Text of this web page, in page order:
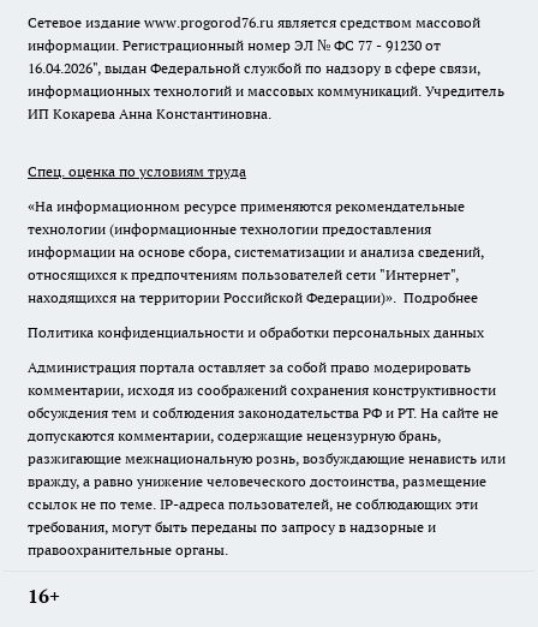
Сетевое издание www.progorod76.ru является средством массовой
информации. Регистрационный номер ЭЛ № ФС 77 - 91230 от
16.04.2026", выдан Федеральной службой по надзору в сфере связи,
информационных технологий и массовых коммуникаций. Учредитель
ИП Кокарева Анна Константиновна.
Спец. оценка по условиям труда
«На информационном ресурсе применяются рекомендательные
технологии (информационные технологии предоставления
информации на основе сбора, систематизации и анализа сведений,
относящихся к предпочтениям пользователей сети "Интернет",
находящихся на территории Российской Федерации)». Подробнее
Политика конфиденциальности и обработки персональных данных
Администрация портала оставляет за собой право модерировать
комментарии, исходя из соображений сохранения конструктивности
обсуждения тем и соблюдения законодательства РФ и РТ. На сайте не
допускаются комментарии, содержащие нецензурную брань,
разжигающие межнациональную рознь, возбуждающие ненависть или
вражду, а равно унижение человеческого достоинства, размещение
ссылок не по теме. IP-адреса пользователей, не соблюдающих эти
требования, могут быть переданы по запросу в надзорные и
правоохранительные органы.
16+